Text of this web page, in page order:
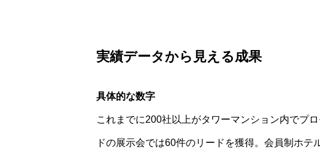
実績データから見える成果
具体的な数字
これまでに200社以上がタワーマンション内でプ
ドの展示会では60件のリードを獲得。会員制ホ